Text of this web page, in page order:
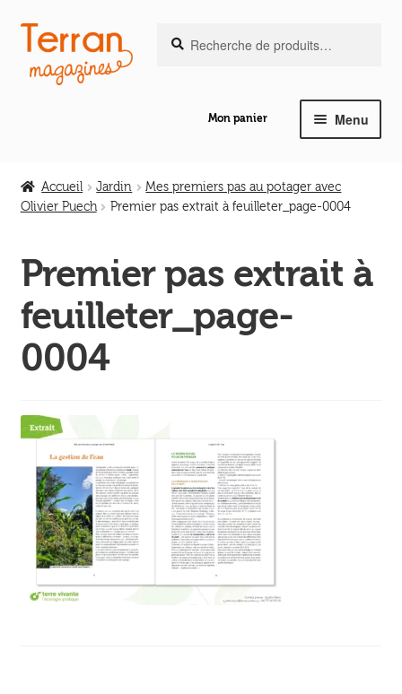
Aller
la
Aller
au
contenu
pour :
Mon panier Menu
menu
enfant
Ouvrir
Les outils
Jeux & DVD
Accueil Jardin
Mes premiers pas au potager avec
Olivier Puech
Premier pas extrait à feuilleter_page-0004
Premier pas extrait à
feuilleter_page-
0004